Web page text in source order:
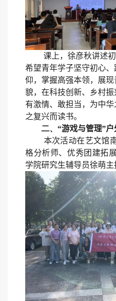
课上，徐彦秋讲述
希望青年学子坚守初心
仰，掌握高强本领，展
貌，在科技创新、乡村振
有激情、敢担当，为中
之复兴而读书。
二、“游戏与管理”
本次活动在艺文馆
格分析师、优秀团建拓
学院研究生辅导员徐萌主